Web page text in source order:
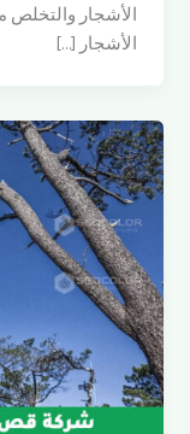
الأشجار
الأشجار […]